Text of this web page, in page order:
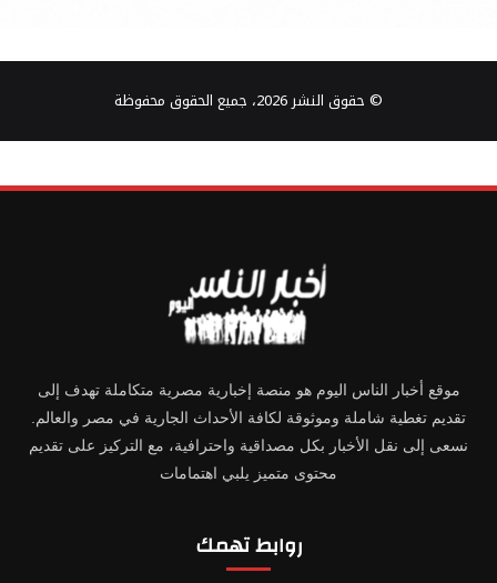
© حقوق النشر 2026، جميع الحقوق محفوظة
موقع أخبار الناس اليوم هو منصة إخبارية مصرية متكاملة تهدف إلى
تقديم تغطية شاملة وموثوقة لكافة الأحداث الجارية في مصر والعالم.
نسعى إلى نقل الأخبار بكل مصداقية واحترافية، مع التركيز على تقديم
محتوى متميز يلبي اهتمامات
روابط تهمك